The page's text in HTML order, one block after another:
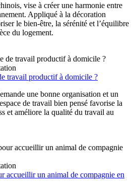
vise à créer une harmonie entre
Appliqué à la décoration
le bien-être, la sérénité et l’équilibre
du logement.
travail productif à domicile ?
une bonne organisation et un
de travail bien pensé favorise la
et améliore la qualité du travail au
accueillir un animal de compagnie en